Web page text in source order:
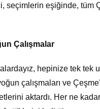
seçimlerin eşiğinde, tüm
Çalışmalar
hepinize tek tek
çalışmaları ve
aktardı. Her ne